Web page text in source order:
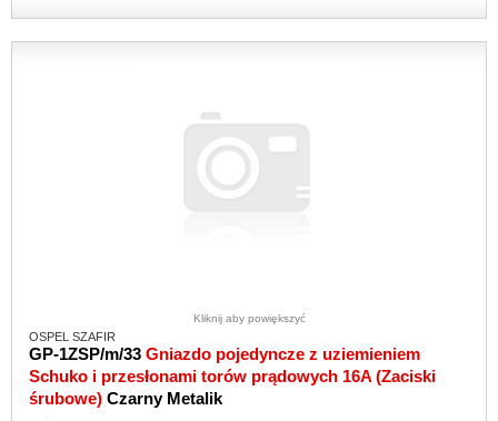
Kliknij aby powiększyć
OSPEL SZAFIR
GP-1ZSP/m/33 Gniazdo pojedyncze z uziemieniem
Schuko i przesłonami torów prądowych 16A (Zaciski
śrubowe) Czarny Metalik